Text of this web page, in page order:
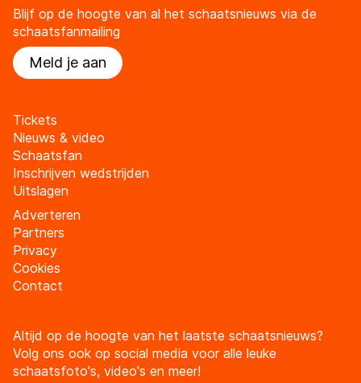
Blijf op de hoogte van al het schaatsnieuws via de
schaatsfanmailing
Meld je aan
Tickets
Nieuws & video
Schaatsfan
Inschrijven wedstrijden
Uitslagen
Adverteren
Partners
Privacy
Cookies
Contact
Altijd op de hoogte van het laatste schaatsnieuws?
Volg ons ook op social media voor alle leuke
schaatsfoto's, video's en meer!